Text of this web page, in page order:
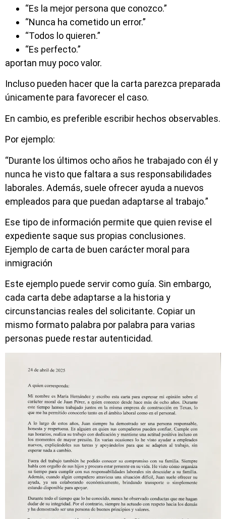
“Es la mejor persona que conozco.”
“Nunca ha cometido un error.”
“Todos lo quieren.”
“Es perfecto.”
aportan muy poco valor.
Incluso pueden hacer que la carta parezca preparada
únicamente para favorecer el caso.
En cambio, es preferible escribir hechos observables.
Por ejemplo:
“Durante los últimos ocho años he trabajado con él y
nunca he visto que faltara a sus responsabilidades
laborales. Además, suele ofrecer ayuda a nuevos
empleados para que puedan adaptarse al trabajo.”
Ese tipo de información permite que quien revise el
expediente saque sus propias conclusiones.
Ejemplo de carta de buen carácter moral para
inmigración
Este ejemplo puede servir como guía. Sin embargo,
cada carta debe adaptarse a la historia y
circunstancias reales del solicitante. Copiar un
mismo formato palabra por palabra para varias
personas puede restar autenticidad.